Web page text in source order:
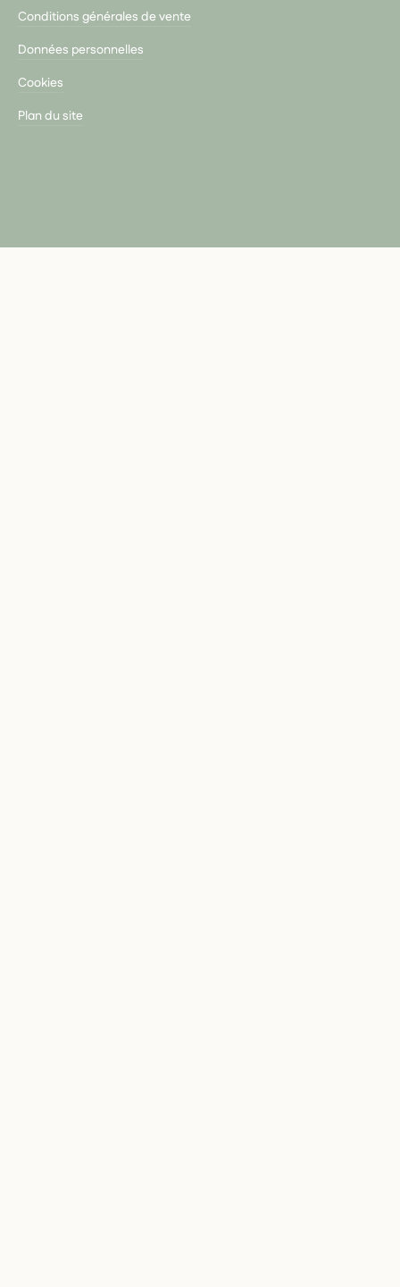
Conditions générales de vente
Données personnelles
Cookies
Plan du site